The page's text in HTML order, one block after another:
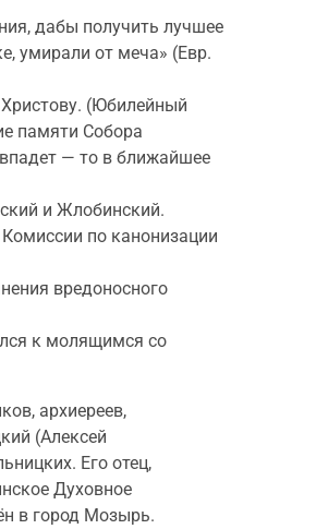
дабы получить лучшее
умирали от меча» (Евр.
(Юбилейный
памяти Собора
— то в ближайшее
и Жлобинский.
по канонизации
вредоносного
к молящимся со
архиереев,
(Алексей
Его отец,
Духовное
в город Мозырь.